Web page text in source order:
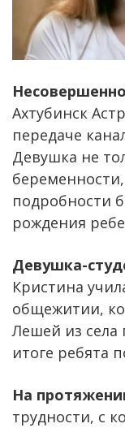
Ахтубинск
передаче
Девушка не
подробности
рождения
Девушка-
Кристина
общежитии,
Лешей из села
итоге ребята
На
трудности, с